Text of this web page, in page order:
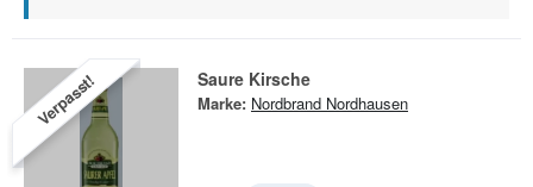
Verpasst! Saure Kirsche
Marke: Nordbrand Nordhausen